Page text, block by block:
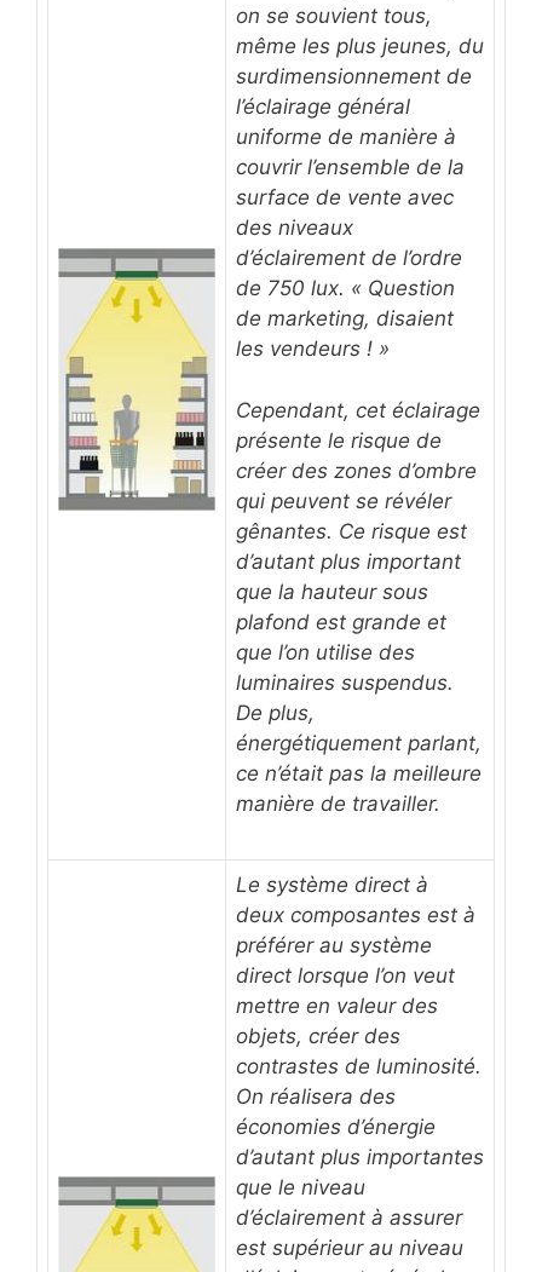
on se souvient tous,
même les plus jeunes, du
surdimensionnement de
l’éclairage général
uniforme de manière à
couvrir l’ensemble de la
surface de vente avec
des niveaux
d’éclairement de l’ordre
de 750 lux. « Question
de marketing, disaient
les vendeurs ! »
Cependant, cet éclairage
présente le risque de
créer des zones d’ombre
qui peuvent se révéler
gênantes. Ce risque est
d’autant plus important
que la hauteur sous
plafond est grande et
que l’on utilise des
luminaires suspendus.
De plus,
énergétiquement parlant,
ce n’était pas la meilleure
manière de travailler.
Le système direct à
deux composantes est à
préférer au système
direct lorsque l’on veut
mettre en valeur des
objets, créer des
contrastes de luminosité.
On réalisera des
économies d’énergie
d’autant plus importantes
que le niveau
d’éclairement à assurer
est supérieur au niveau